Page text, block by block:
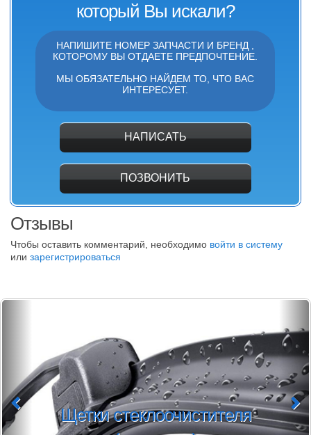
который Вы искали?
НАПИШИТЕ НОМЕР ЗАПЧАСТИ И БРЕНД ,
КОТОРОМУ ВЫ ОТДАЕТЕ ПРЕДПОЧТЕНИЕ.
МЫ ОБЯЗАТЕЛЬНО НАЙДЕМ ТО, ЧТО ВАС
ИНТЕРЕСУЕТ.
НАПИСАТЬ
ПОЗВОНИТЬ
Отзывы
Чтобы оставить комментарий, необходимо войти в систему
или зарегистрироваться
Щетки стеклоочистителя